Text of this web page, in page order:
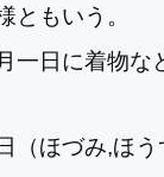
ともいう。
一日に着物
（ほづみ,ほう